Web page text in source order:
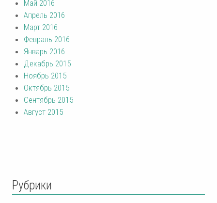
Май 2016
Апрель 2016
Март 2016
Февраль 2016
Январь 2016
Декабрь 2015
Ноябрь 2015
Октябрь 2015
Сентябрь 2015
Август 2015
Рубрики